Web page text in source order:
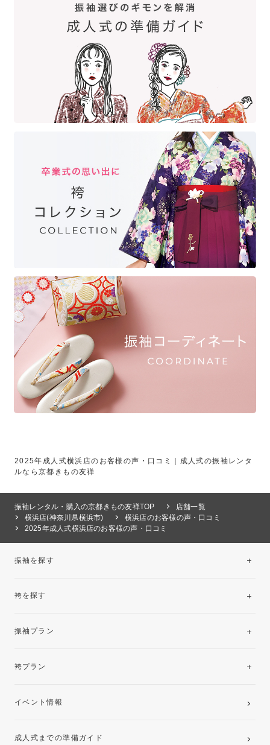
2025年成人式横浜店のお客様の声・口コミ｜成人式の振袖レンタ
ルなら京都きもの友禅
振袖レンタル・購入の京都きもの友禅TOP
店舗一覧
横浜店(神奈川県横浜市)
横浜店のお客様の声・口コミ
2025年成人式横浜店のお客様の声・口コミ
振袖を探す
袴を探す
振袖プラン
レンタルプラン
袴プラン
卒業袴レンタルプラン
イベント情報
成人式までの準備ガイド